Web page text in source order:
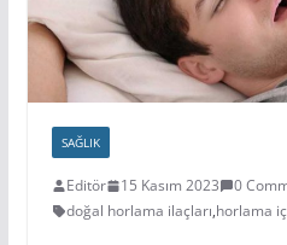
SAĞLIK
Editör 15 Kasım 2023
0
doğal horlama ilaçları,horlama